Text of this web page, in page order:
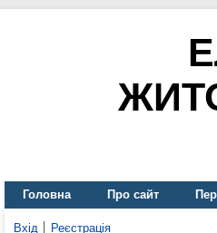
Головна Про сайт
Вхід Реєстрація